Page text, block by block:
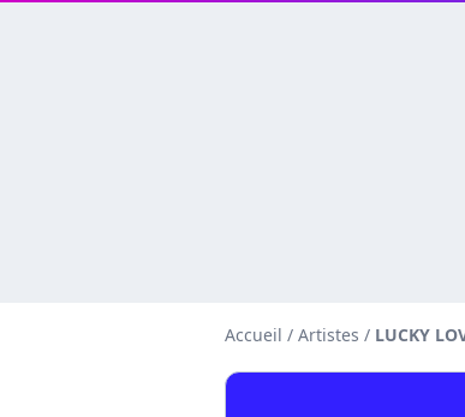
Accueil / Artistes / LUCKY